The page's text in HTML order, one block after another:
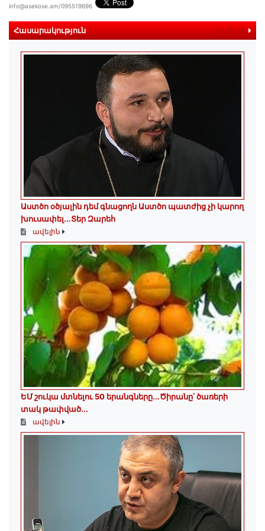
info@asekose.am/095519696
Հասարակություն ավելին
Աստծո օծյալին դեմ գնացողն Աստծո պատժից չի կարող
խուսափել․․․Տեր Զարեհ
ավելին
ԵՄ շուկա մտնելու 50 երանգները․․․Ծիրանը՝ ծառերի
տակ թափված․․․
ավելին